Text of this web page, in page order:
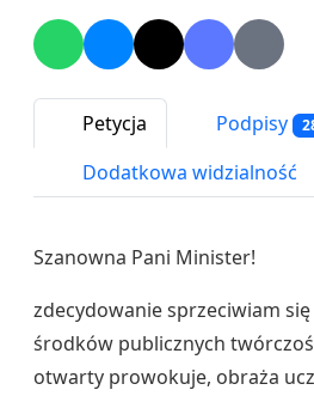
Petycja Podpisy
Dodatkowa widzialność
Szanowna Pani Minister!
zdecydowanie sprzeciwiam
środków publicznych
otwarty prowokuje, obraża